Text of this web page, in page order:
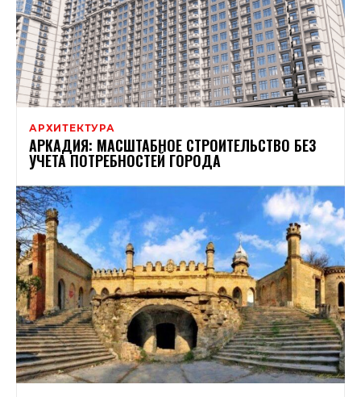
АРХИТЕКТУРА
АРКАДИЯ: МАСШТАБНОЕ СТРОИТЕЛЬСТВО БЕЗ
УЧЕТА ПОТРЕБНОСТЕЙ ГОРОДА